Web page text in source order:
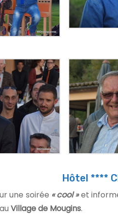
Hôtel ****
une soirée « cool »et
Village de Mougins.